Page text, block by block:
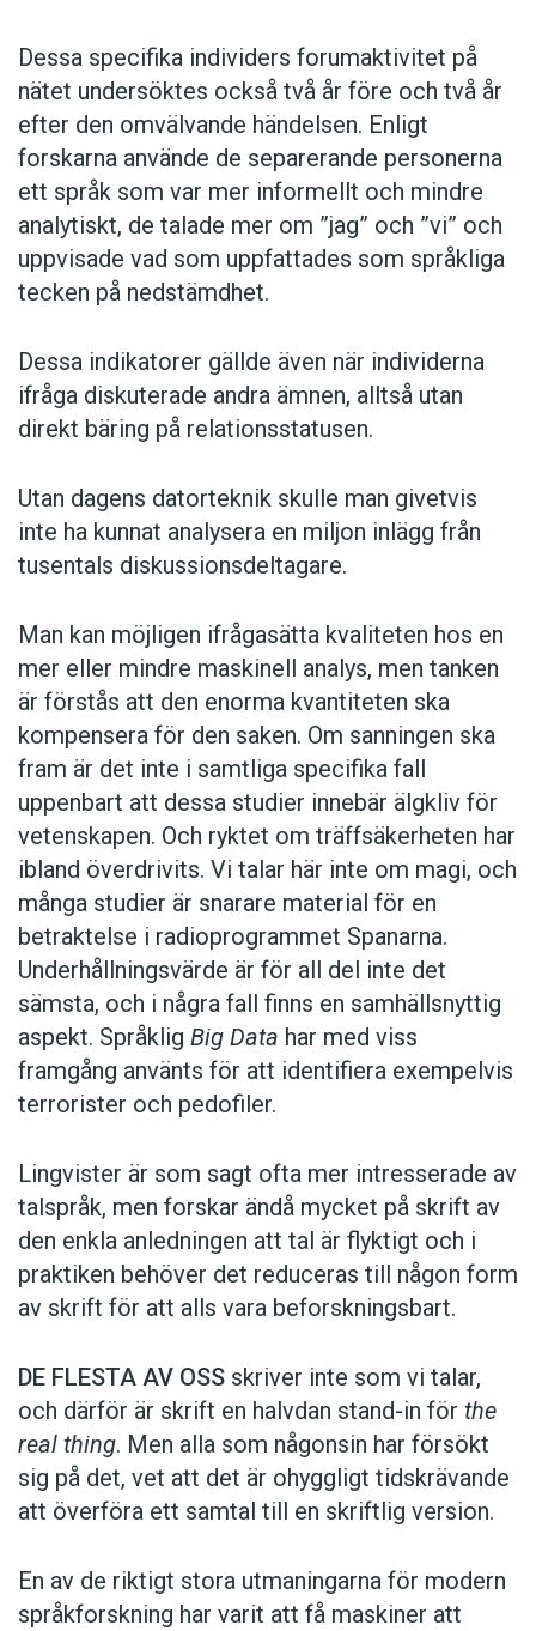
Dessa specifika individers forumaktivitet på
nätet undersöktes också två år före och två år
efter den omvälvande händelsen. Enligt
forskarna använde de separerande personerna
ett språk som var mer informellt och mindre
analytiskt, de talade mer om ”jag” och ”vi” och
uppvisade vad som uppfattades som språkliga
tecken på nedstämdhet.
Dessa indikatorer gällde även när individerna
ifråga diskuterade andra ämnen, alltså utan
direkt bäring på relationsstatusen.
Utan dagens datorteknik skulle man givetvis
inte ha kunnat analysera en miljon inlägg från
tusentals diskussionsdeltagare.
Man kan möjligen ifrågasätta kvaliteten hos en
mer eller mindre maskinell analys, men tanken
är förstås att den enorma kvantiteten ska
kompensera för den saken. Om sanningen ska
fram är det inte i samtliga specifika fall
uppenbart att dessa studier innebär älgkliv för
vetenskapen. Och ryktet om träffsäkerheten har
ibland överdrivits. Vi talar här inte om magi, och
många studier är snarare material för en
betraktelse i radioprogrammet Spanarna.
Underhållningsvärde är för all del inte det
sämsta, och i några fall finns en samhällsnyttig
aspekt. Språklig Big Data har med viss
framgång använts för att identifiera exempelvis
terrorister och pedofiler.
Lingvister är som sagt ofta mer intresserade av
talspråk, men forskar ändå mycket på skrift av
den enkla anledningen att tal är flyktigt och i
praktiken behöver det reduceras till någon form
av skrift för att alls vara beforskningsbart.
DE FLESTA AV OSS skriver inte som vi talar,
och därför är skrift en halvdan stand-in för the
real thing. Men alla som någonsin har försökt
sig på det, vet att det är ohyggligt tidskrävande
att överföra ett samtal till en skriftlig version.
En av de riktigt stora utmaningarna för modern
språkforskning har varit att få maskiner att